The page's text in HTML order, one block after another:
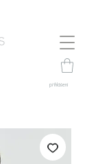
přihlášení